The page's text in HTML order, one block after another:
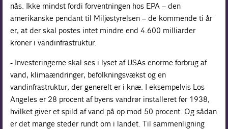
nås. Ikke mindst fordi forventningen hos EPA – den
amerikanske pendant til Miljøstyrelsen – de kommende ti år
er, at der skal postes intet mindre end 4.600 milliarder
kroner i vandinfrastruktur.
- Investeringerne skal ses i lyset af USAs enorme forbrug af
vand, klimaændringer, befolkningsvækst og en
vandinfrastruktur, der generelt er i knæ. I eksempelvis Los
Angeles er 28 procent af byens vandrør installeret før 1938,
hvilket giver et spild af vand på op mod 50 procent. Og sådan
er det mange steder rundt om i landet. Til sammenligning